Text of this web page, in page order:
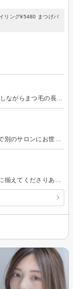
リング¥5480 まつげパ
とってもぱっちりかわいくなりました。 細かく相談しながらまつ毛の長さや形を決めていただき、希望通りになりました。 ブラックからダークブラウンに変えたのが、優しい目元になり、大変気に入ってます。